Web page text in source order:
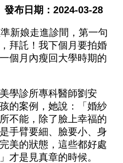
發布日期：2024-03-28
新娘走進診間，第一句
拜託！我下個月要拍婚
個月內瘦回大學時期的
學診所專科醫師劉安
的案例，她說：「婚紗
不能，除了臉上幸福的
手臂要細、臉要小、身
美的狀態，這些都好處
才是見真章的時候。